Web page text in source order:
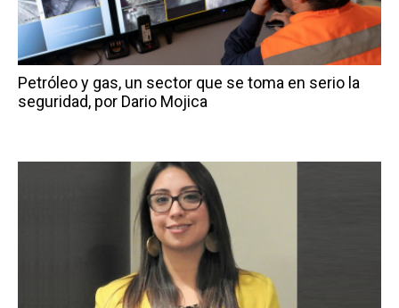
Petróleo y gas, un sector que se toma en serio la
seguridad, por Dario Mojica